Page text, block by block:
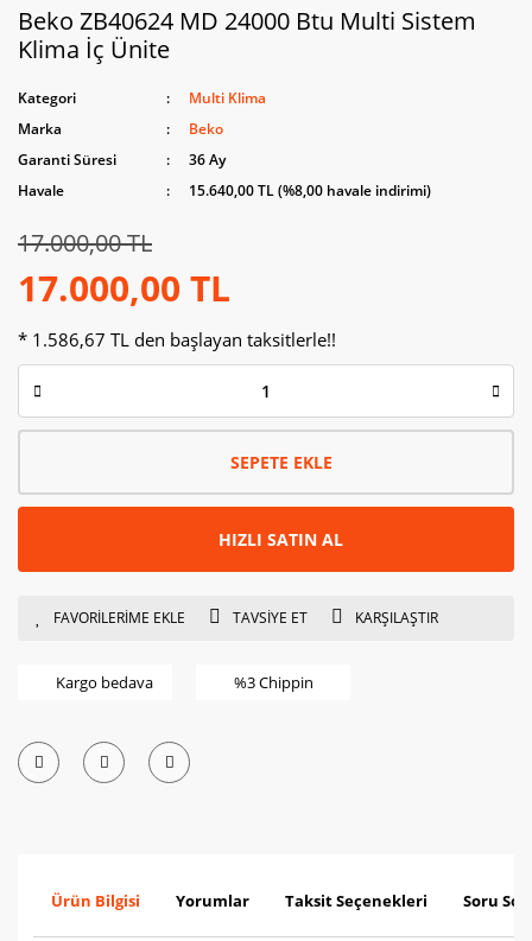
Beko ZB40624 MD 24000 Btu Multi Sistem
Klima İç Ünite
Kategori
Multi Klima
Marka
Beko
Garanti Süresi
36 Ay
Havale
15.640,00 TL (%8,00 havale indirimi)
17.000,00 TL
17.000,00 TL
* 1.586,67 TL den başlayan taksitlerle!!
SEPETE EKLE
HIZLI SATIN AL
TAVSİYE ET KARŞILAŞTIR
Kargo bedava %3 Chippin
Ürün Bilgisi Yorumlar Taksit Seçenekleri Soru